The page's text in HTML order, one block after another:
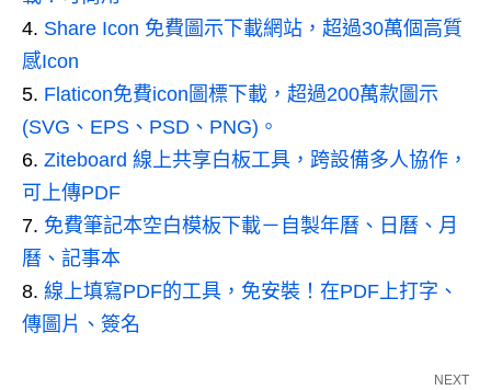
Share Icon 免費圖示下載網站，超過30萬個高質
感Icon
Flaticon免費icon圖標下載，超過200萬款圖示
(SVG、EPS、PSD、PNG)。
Ziteboard 線上共享白板工具，跨設備多人協作，
可上傳PDF
免費筆記本空白模板下載－自製年曆、日曆、月
曆、記事本
線上填寫PDF的工具，免安裝！在PDF上打字、
傳圖片、簽名
NEXT